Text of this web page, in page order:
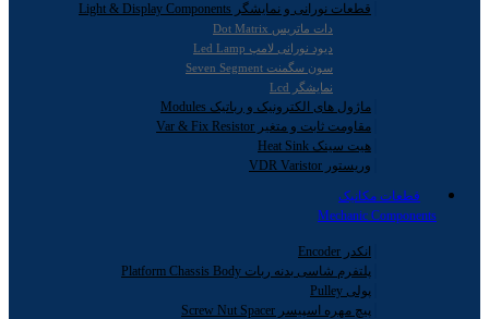
قطعات نورانی و نمایشگر Light & Display Components
دات ماتریس Dot Matrix
دیود نورانی لامپ Led Lamp
سون سگمنت Seven Segment
نمایشگر Lcd
ماژول های الکترونیک و رباتیک Modules
مقاومت ثابت و متغیر Var & Fix Resistor
هیت سینک Heat Sink
وریستور VDR Varistor
قطعات مکانیک
Mechanic Components
انکدر Encoder
پلتفرم شاسی بدنه ربات Platform Chassis Body
پولی Pulley
پیچ مهره اسپیسر Screw Nut Spacer